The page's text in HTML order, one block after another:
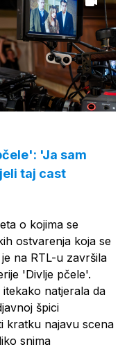
'Ja sam
taj cast
o kojima se
ostvarenja koja se
na RTL-u završila
'Divlje pčele'.
natjerala da
špici
kratku najavu scena
snima